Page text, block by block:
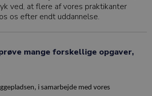
ved, at flere af vores praktikanter
os efter endt uddannelse.
mange forskellige opgaver,
i samarbejde med vores